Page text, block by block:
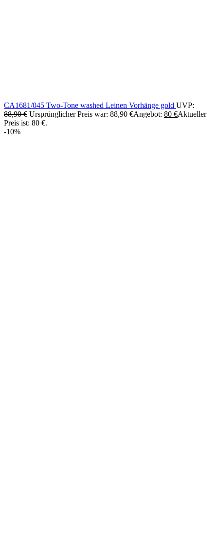
CA1681/045 Two-Tone washed Leinen Vorhänge gold UVP:
88,90€ Ursprünglicher Preis war: 88,90 €Angebot: 80 €Aktueller
Preis ist: 80 €.
-10%